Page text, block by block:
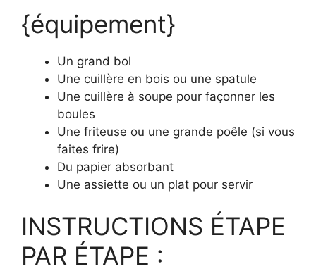
{équipement}
Un grand bol
Une cuillère en bois ou une spatule
Une cuillère à soupe pour façonner les
boules
Une friteuse ou une grande poêle (si vous
faites frire)
Du papier absorbant
Une assiette ou un plat pour servir
INSTRUCTIONS ÉTAPE
PAR ÉTAPE :